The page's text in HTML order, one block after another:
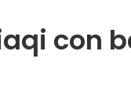
con